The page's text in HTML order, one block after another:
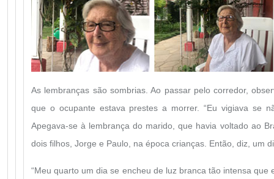
As lembranças são sombrias. Ao passar pelo corredor,
que o ocupante estava prestes a morrer. “Eu vigiava se
Apegava-se à lembrança do marido, que havia voltado ao
dois filhos, Jorge e Paulo, na época crianças. Então, diz, um
“Meu quarto um dia se encheu de luz branca tão intensa que